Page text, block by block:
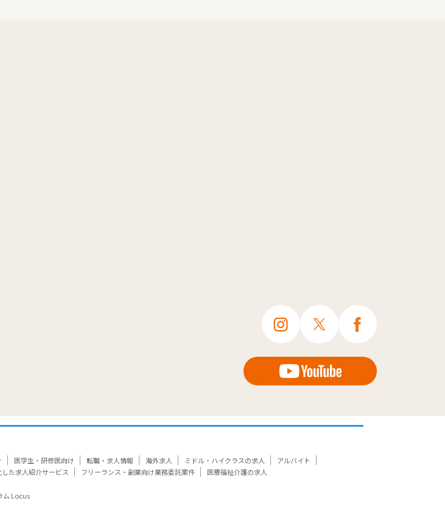
医学生・研修医向け 転職・求人情報 海外求人 ミドル・ハイクラスの求人
アルバイト
た求人紹介サービス フリーランス・副業向け業務委託案件 医療福祉介護の求人
ム Locus